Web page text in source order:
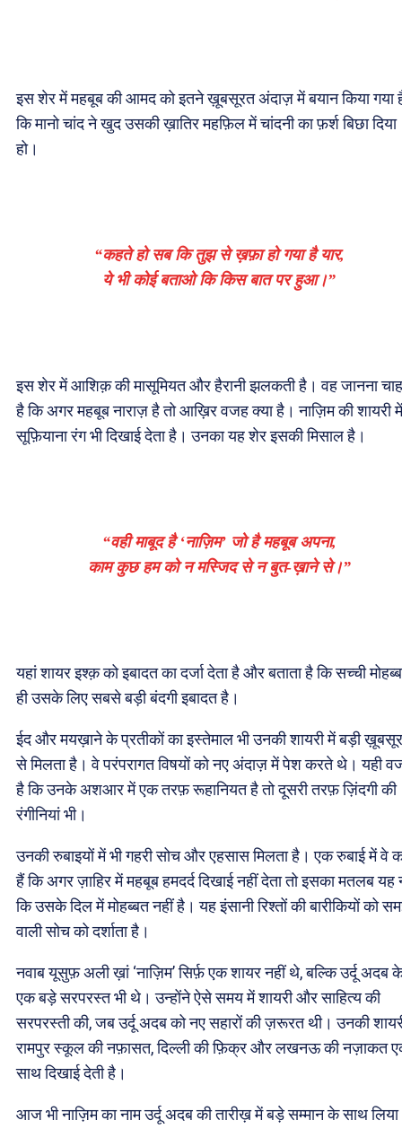
इस शेर में महबूब की आमद को इतने ख़ूबसूरत अंदाज़ में बयान किया गया
कि मानो चांद ने खुद उसकी ख़ातिर महफ़िल में चांदनी का फ़र्श बिछा दिया
हो।
“कहते हो सब कि तुझ से ख़फ़ा हो गया है यार,
ये भी कोई बताओ कि किस बात पर हुआ।”
इस शेर में आशिक़ की मासूमियत और हैरानी झलकती है। वह जानना
है कि अगर महबूब नाराज़ है तो आख़िर वजह क्या है। नाज़िम की शायरी में
सूफ़ियाना रंग भी दिखाई देता है। उनका यह शेर इसकी मिसाल है।
“वही माबूद है ‘नाज़िम’ जो है महबूब अपना,
काम कुछ हम को न मस्जिद से न बुत-ख़ाने से।”
यहां शायर इश्क़ को इबादत का दर्जा देता है और बताता है कि सच्ची
ही उसके लिए सबसे बड़ी बंदगी इबादत है।
ईद और मयख़ाने के प्रतीकों का इस्तेमाल भी उनकी शायरी में बड़ी
से मिलता है। वे परंपरागत विषयों को नए अंदाज़ में पेश करते थे। यही
है कि उनके अशआर में एक तरफ़ रूहानियत है तो दूसरी तरफ़ ज़िंदगी की
रंगीनियां भी।
उनकी रुबाइयों में भी गहरी सोच और एहसास मिलता है। एक रुबाई में वे
हैं कि अगर ज़ाहिर में महबूब हमदर्द दिखाई नहीं देता तो इसका मतलब यह
कि उसके दिल में मोहब्बत नहीं है। यह इंसानी रिश्तों की बारीकियों को
वाली सोच को दर्शाता है।
नवाब यूसुफ़ अली ख़ां ‘नाज़िम’ सिर्फ़ एक शायर नहीं थे, बल्कि उर्दू अदब
एक बड़े सरपरस्त भी थे। उन्होंने ऐसे समय में शायरी और साहित्य की
सरपरस्ती की, जब उर्दू अदब को नए सहारों की ज़रूरत थी। उनकी
रामपुर स्कूल की नफ़ासत, दिल्ली की फ़िक्र और लखनऊ की नज़ाकत
साथ दिखाई देती है।
आज भी नाज़िम का नाम उर्दू अदब की तारीख़ में बड़े सम्मान के साथ लिया